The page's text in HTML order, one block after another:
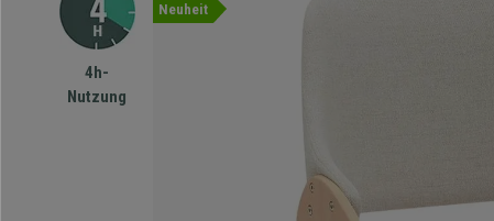
4h-
Nutzung
Neuheit